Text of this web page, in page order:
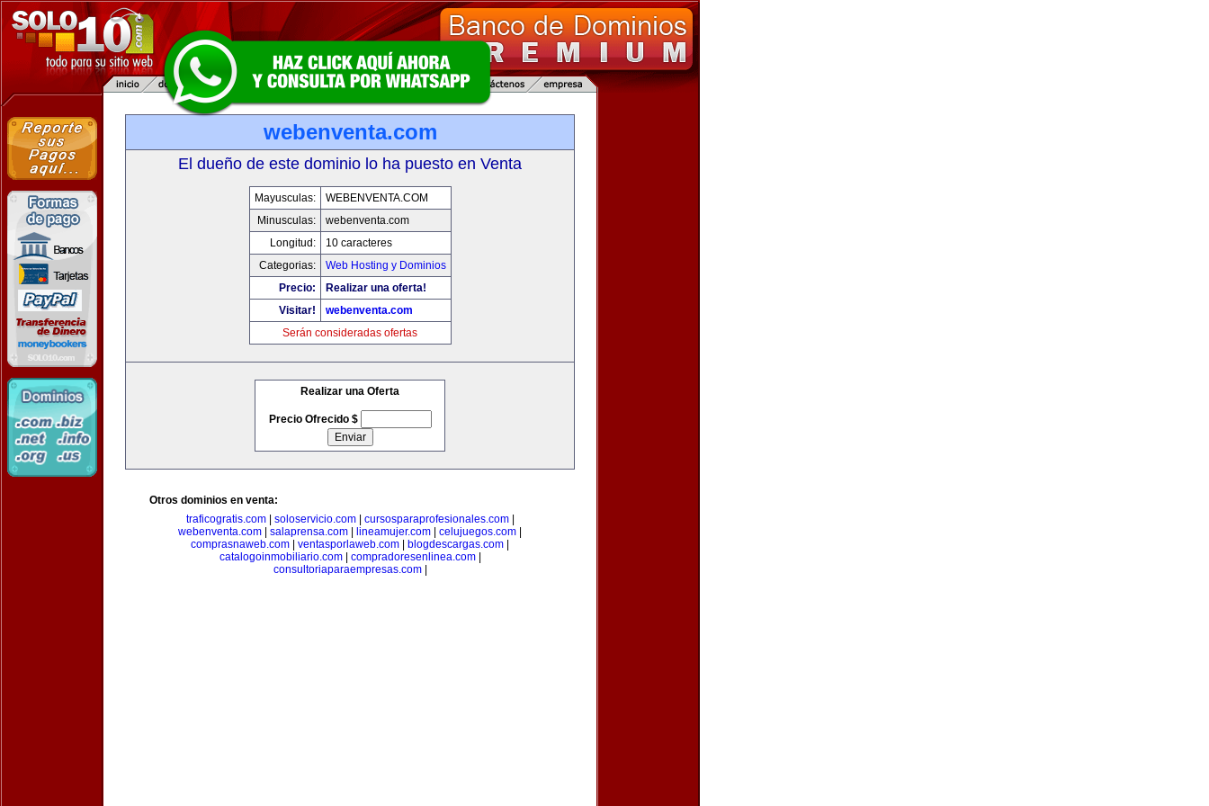
webenventa.com
El dueño de este dominio lo ha puesto en Venta
Mayusculas:
WEBENVENTA.COM
Minusculas:
webenventa.com
Longitud:
10 caracteres
Categorias:
Web Hosting y Dominios
Precio:
Realizar una oferta!
Visitar!
webenventa.com
Serán consideradas ofertas
Realizar una Oferta
Precio Ofrecido $
Otros dominios en venta:
traficogratis.com| soloservicio.com| cursosparaprofesionales.com|
webenventa.com
salaprensa.com lineamujer.com celujuegos.com
comprasnaweb.com
ventasporlaweb.com blogdescargas.com
catalogoinmobiliario.com| compradoresenlinea.com|
consultoriaparaempresas.com|